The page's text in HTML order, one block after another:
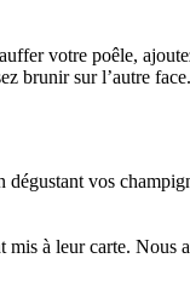
votre poêle,
brunir sur l’autre
dégustant vos
à leur carte.